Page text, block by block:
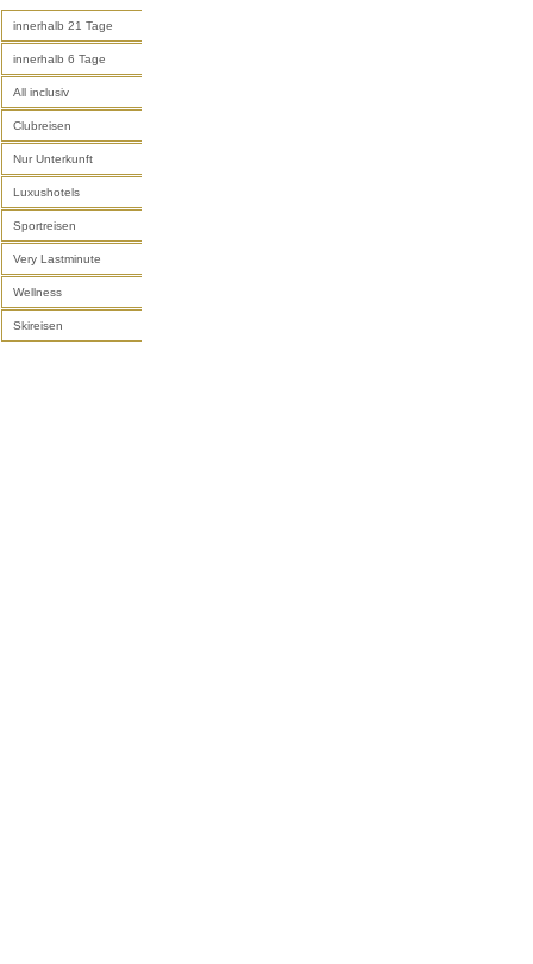
innerhalb 21 Tage
innerhalb 6 Tage
All inclusiv
Clubreisen
Nur Unterkunft
Luxushotels
Sportreisen
Very Lastminute
Wellness
Skireisen